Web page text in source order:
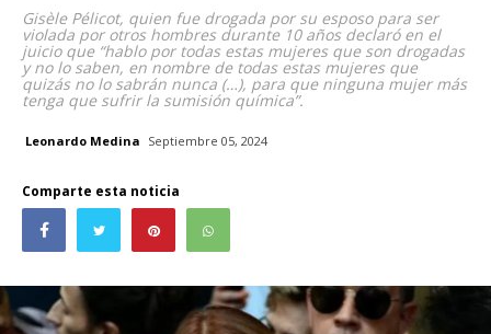
Gisèle Pélicot, quien fue drogada por su esposo para ser
violada por otros hombres durante 10 años declaró en el
juicio que “hablo por todas estas mujeres que son drogadas
y no lo saben, en nombre de todas estas mujeres que
quizás no lo sabrán nunca (…), para que ninguna mujer más
tenga que sufrir la sumisión química”.
Leonardo Medina Septiembre 05, 2024
Comparte esta noticia